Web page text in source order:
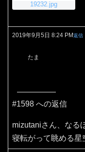
19232.jpg
2019年9月5日 8:24 PM返信
たま
#1598 への返信
mizutaniさん、なる
寝転がって眺める星